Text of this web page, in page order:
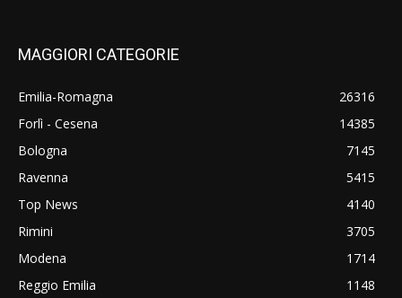
MAGGIORI CATEGORIE
Emilia-Romagna
26316
Forlì - Cesena
14385
Bologna
7145
Ravenna
5415
Top News
4140
Rimini
3705
Modena
1714
Reggio Emilia
1148